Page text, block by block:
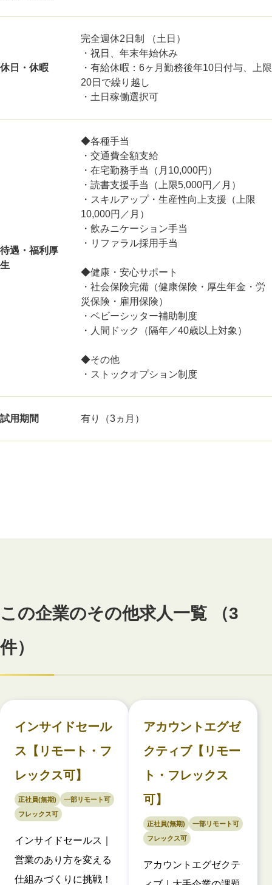
休日・休暇
完全週休2日制 （土日）
・祝日、年末年始休み
・有給休暇：6ヶ月勤務後年10日付与、上限
20日で繰り越し
・土日稼働選択可
待遇・福利厚
生
◆各種手当
・交通費全額支給
・在宅勤務手当（月10,000円）
・読書支援手当（上限5,000円／月）
・スキルアップ・生産性向上支援（上限
10,000円／月）
・飲みニケーション手当
・リファラル採用手当
◆健康・安心サポート
・社会保険完備（健康保険・厚生年金・労
災保険・雇用保険）
・ベビーシッター補助制度
・人間ドック（隔年／40歳以上対象）
◆その他
・ストックオプション制度
試用期間 有り（3ヵ月）
この企業のその他求人一覧 （3
件）
インサイドセール
ス【リモート・フ
レックス可】
正社員(無期)
一部リモート可
フレックス可
インサイドセールス｜
営業のあり方を変える
仕組みづくりに挑戦！
アカウントエグゼ
クティブ【リモー
ト・フレックス
可】
正社員(無期)
一部リモート可
フレックス可
アカウントエグゼクテ